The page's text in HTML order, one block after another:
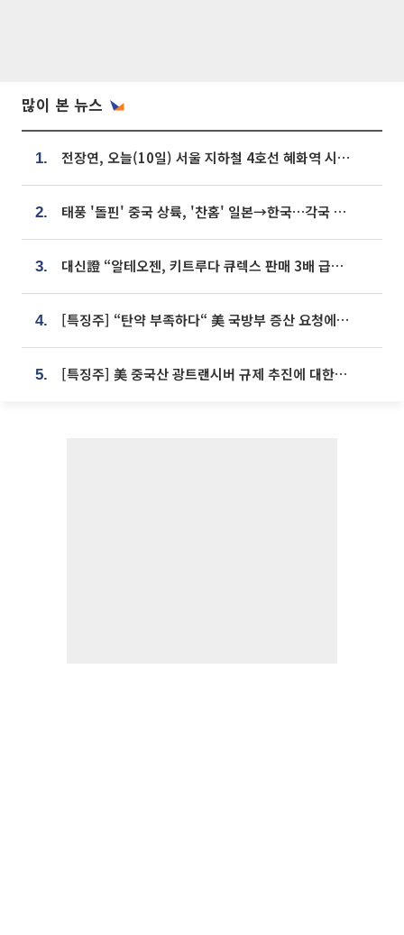
많이 본 뉴스
1. 전장연, 오늘(10일) 서울 지하철 4호선 혜화역 시위…1호선 용산역 무정차
2. 태풍 '돌핀' 중국 상륙, '찬홈' 일본→한국…각국 기상청 예상 경로는?
3. 대신證 “알테오젠, 키트루다 큐렉스 판매 3배 급증…목표가 41만원 상향”
4. [특징주] “탄약 부족하다“ 美 국방부 증산 요청에⋯국내 방산주 급등세
5. [특징주] 美 중국산 광트랜시버 규제 추진에 대한광통신 등 광통신株 강세